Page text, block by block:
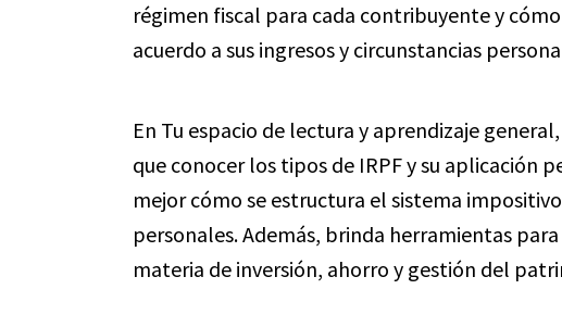
régimen fiscal para cada contribuyente y
acuerdo a sus ingresos y circunstancias
En Tu espacio de lectura y aprendizaje
que conocer los tipos de IRPF y su aplicación
mejor cómo se estructura el sistema
personales. Además, brinda herramientas
materia de inversión, ahorro y gestión del